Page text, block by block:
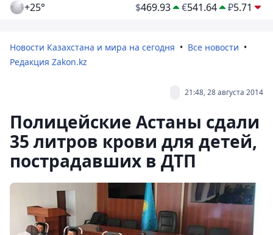
+25° $469.93 €541.64 ₽5.71
Новости Казахстана и мира на сегодня
Все новости
Редакция Zakon.kz
21:48, 28 августа 2014
Полицейские Астаны сдали
35 литров крови для детей,
пострадавших в ДТП